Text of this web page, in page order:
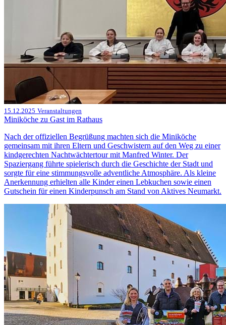
15.12.2025 Veranstaltungen
Miniköche zu Gast im Rathaus
Nach der offiziellen Begrüßung machten sich die Miniköche
gemeinsam mit ihren Eltern und Geschwistern auf den Weg zu einer
kindgerechten Nachtwächtertour mit Manfred Winter. Der
Spaziergang führte spielerisch durch die Geschichte der Stadt und
sorgte für eine stimmungsvolle adventliche Atmosphäre. Als kleine
Anerkennung erhielten alle Kinder einen Lebkuchen sowie einen
Gutschein für einen Kinderpunsch am Stand von Aktives Neumarkt.